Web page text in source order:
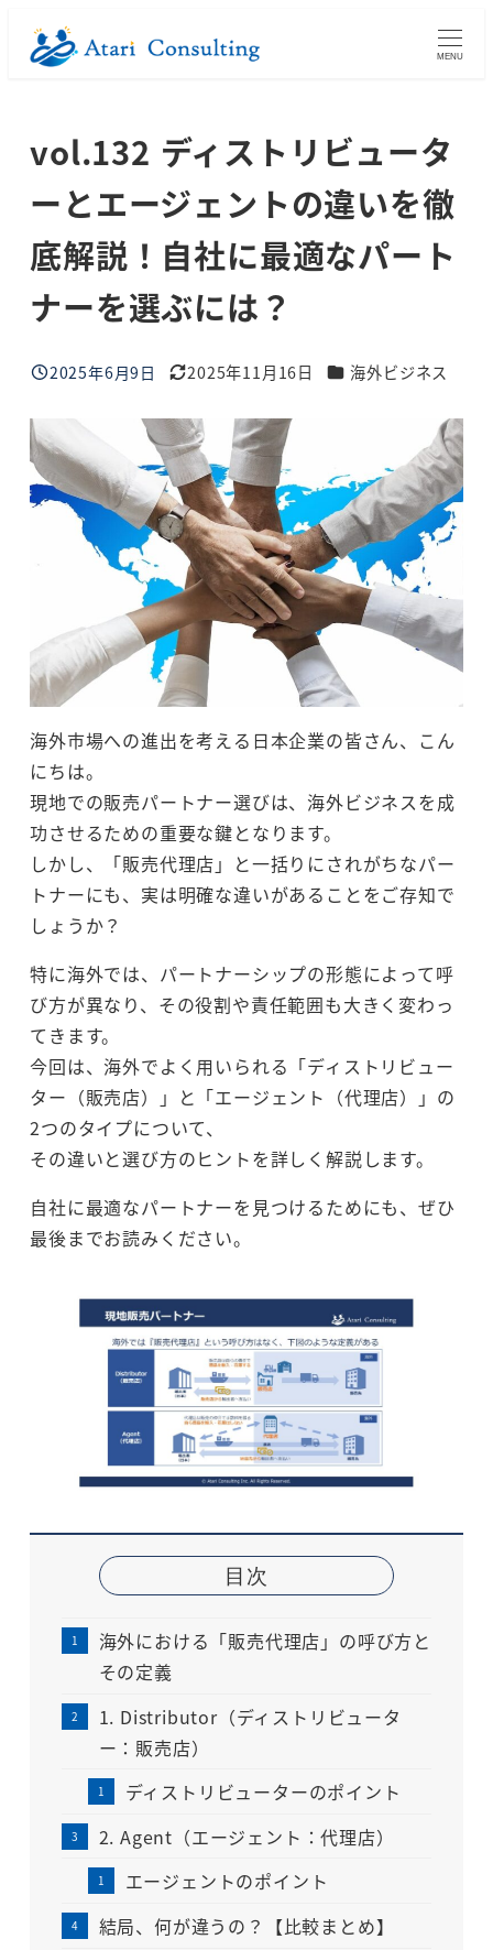
MENU
vol.132 ディストリビュータ
ーとエージェントの違いを徹
底解説！自社に最適なパート
ナーを選ぶには？
投稿日
2025年6月9日
更新日
2025年11月16日 ブログカテゴリー
海外ビジネス
海外市場への進出を考える日本企業の皆さん、こん
にちは。
現地での販売パートナー選びは、海外ビジネスを成
功させるための重要な鍵となります。
しかし、「販売代理店」と一括りにされがちなパー
トナーにも、実は明確な違いがあることをご存知で
しょうか？
特に海外では、パートナーシップの形態によって呼
び方が異なり、その役割や責任範囲も大きく変わっ
てきます。
今回は、海外でよく用いられる「ディストリビュー
ター（販売店）」と「エージェント（代理店）」の
2つのタイプについて、
その違いと選び方のヒントを詳しく解説します。
自社に最適なパートナーを見つけるためにも、ぜひ
最後までお読みください。
目次
海外における「販売代理店」の呼び方と
その定義
1. Distributor（ディストリビュータ
ー：販売店）
ディストリビューターのポイント
2. Agent（エージェント：代理店）
エージェントのポイント
結局、何が違うの？【比較まとめ】